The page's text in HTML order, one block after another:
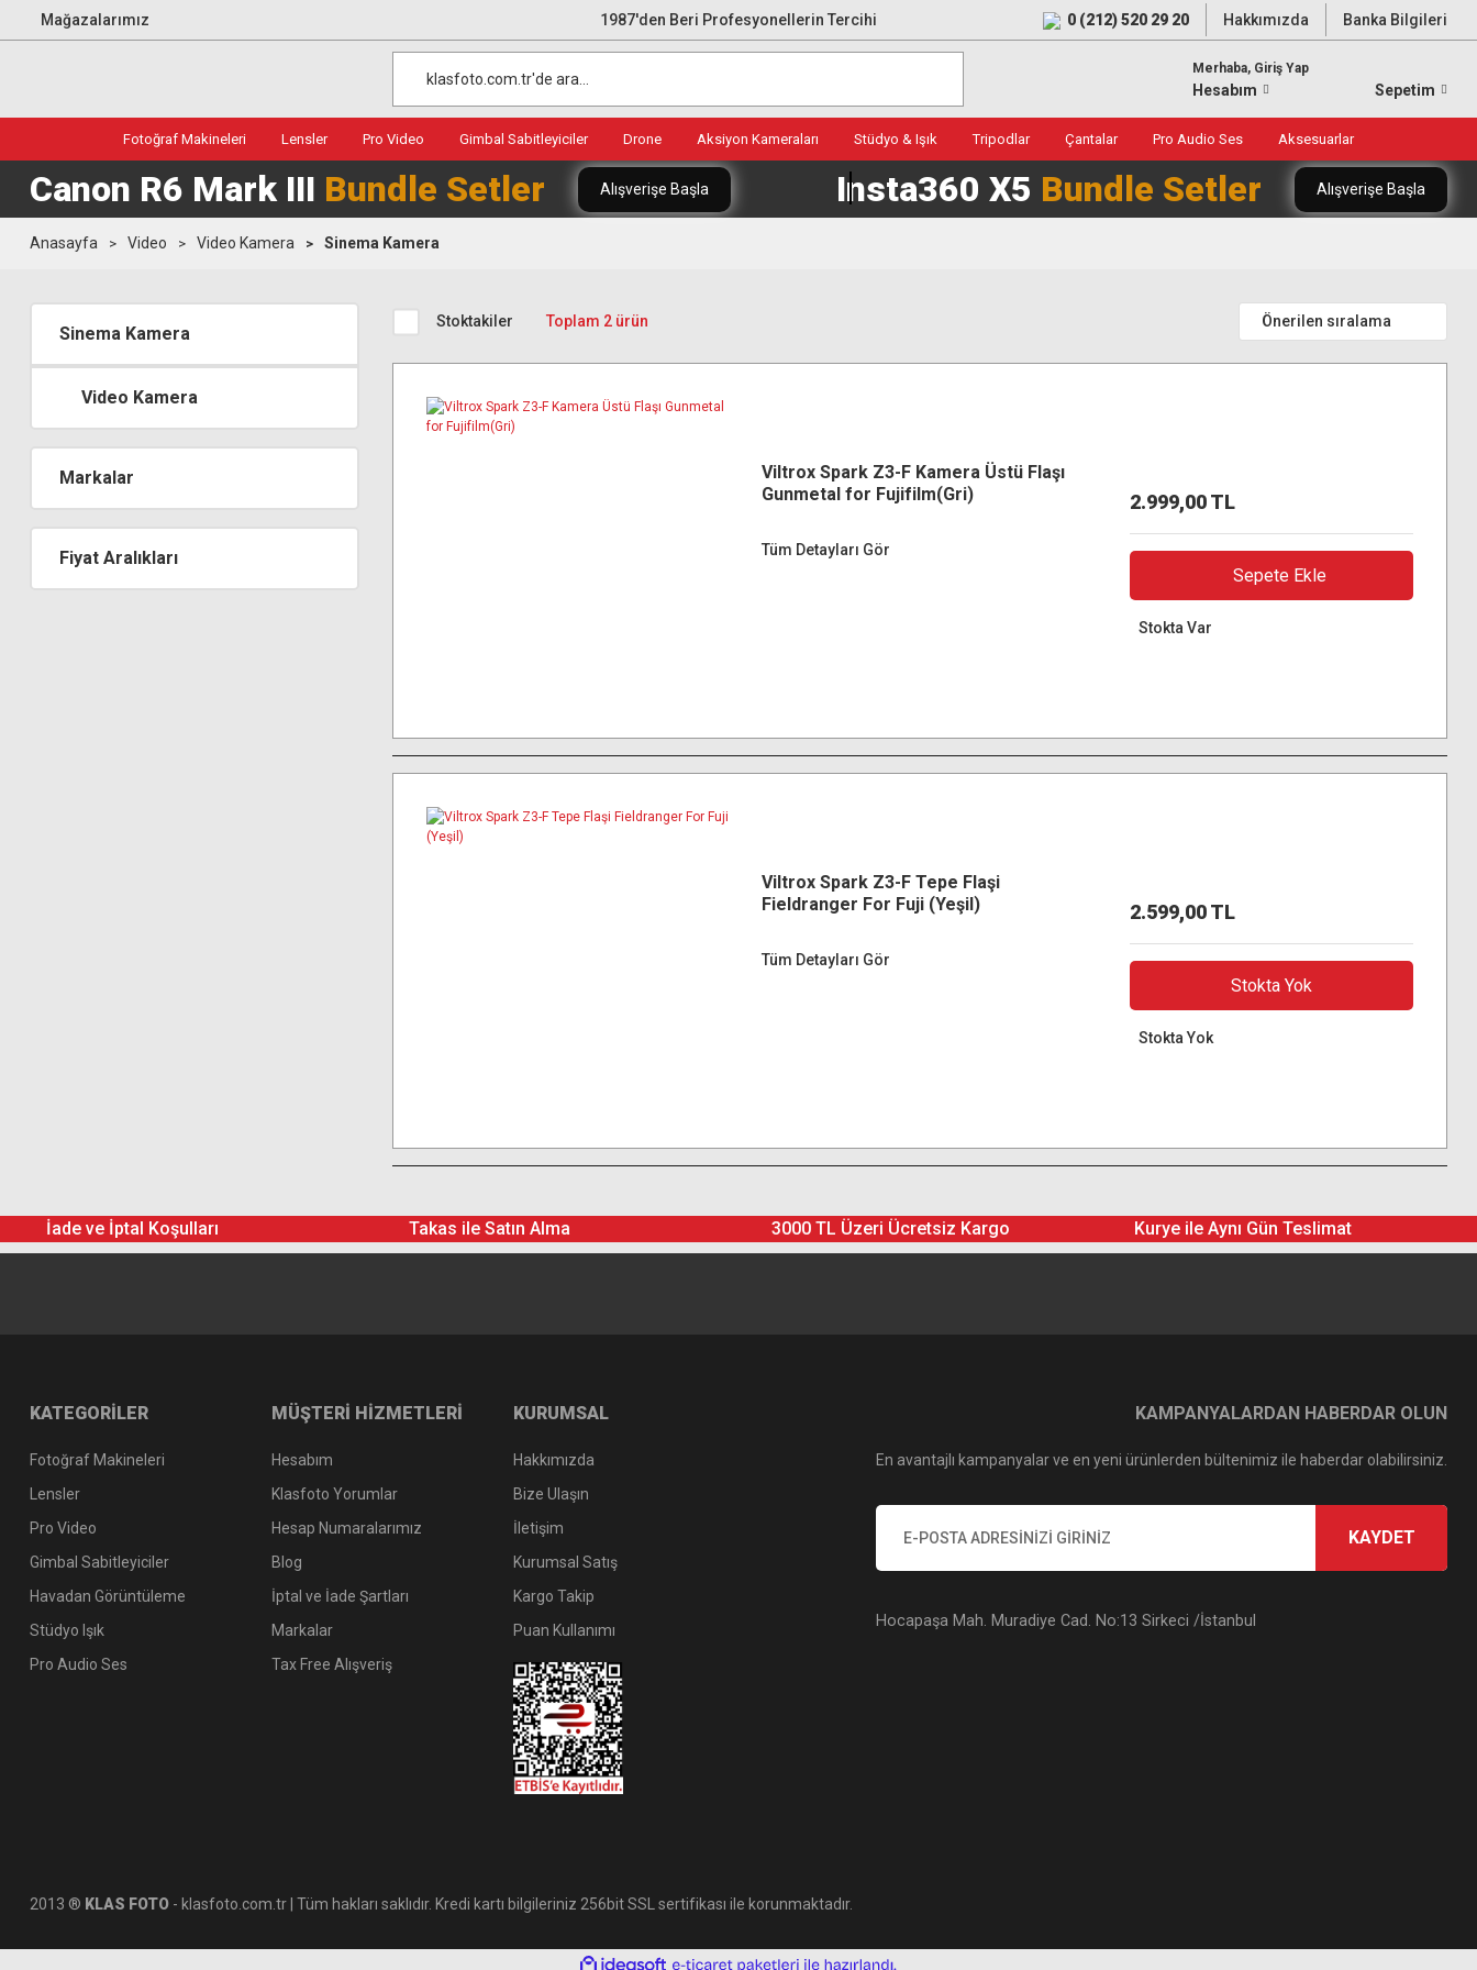
Mağazalarımız 1987'den Beri Profesyonellerin Tercihi 0 (212) 520 29 20 Hakkımızda Banka Bilgileri
Merhaba, Giriş Yap
Hesabım Sepetim
Fotoğraf Makineleri Lensler Pro Video Gimbal Sabitleyiciler Drone Aksiyon Kameraları Stüdyo & Işık Tripodlar Çantalar Pro Audio Ses Aksesuarlar
Canon R6 Mark III Bundle Setler Alışverişe Başla Insta360 X5 Bundle Setler Alışverişe Başla
Anasayfa Video Video Kamera Sinema Kamera
Sinema Kamera
Video Kamera
Markalar
Fiyat Aralıkları
Stoktakiler Toplam 2 ürün
Viltrox Spark Z3-F Kamera Üstü Flaşı
Gunmetal for Fujifilm(Gri)
Tüm Detayları Gör
2.999,00 TL
Sepete Ekle
Stokta Var
Viltrox Spark Z3-F Tepe Flaşi
Fieldranger For Fuji (Yeşil)
Tüm Detayları Gör
2.599,00 TL
Stokta Yok
Stokta Yok
İade ve İptal Koşulları Takas ile Satın Alma 3000 TL Üzeri Ücretsiz Kargo Kurye ile Aynı Gün Teslimat
KATEGORİLER
Fotoğraf Makineleri
Lensler
Pro Video
Gimbal Sabitleyiciler
Havadan Görüntüleme
Stüdyo Işık
Pro Audio Ses
MÜŞTERİ HİZMETLERİ
Hesabım
Klasfoto Yorumlar
Hesap Numaralarımız
Blog
İptal ve İade Şartları
Markalar
Tax Free Alışveriş
KURUMSAL
Hakkımızda
Bize Ulaşın
İletişim
Kurumsal Satış
Kargo Takip
Puan Kullanımı
KAMPANYALARDAN HABERDAR OLUN
En avantajlı kampanyalar ve en yeni ürünlerden bültenimiz ile haberdar olabilirsiniz.
KAYDET
Hocapaşa Mah. Muradiye Cad. No:13 Sirkeci /İstanbul
2013 ® KLAS FOTO - klasfoto.com.tr | Tüm hakları saklıdır. Kredi kartı bilgileriniz 256bit SSL sertifikası ile korunmaktadır.
ideasoft e-